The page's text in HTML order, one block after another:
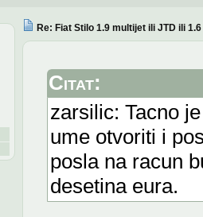
Re: Fiat Stilo 1.9 multijet ili JTD ili
Citat:
zarsilic: Tacno
ume otvoriti i
posla na racun
desetina eura.